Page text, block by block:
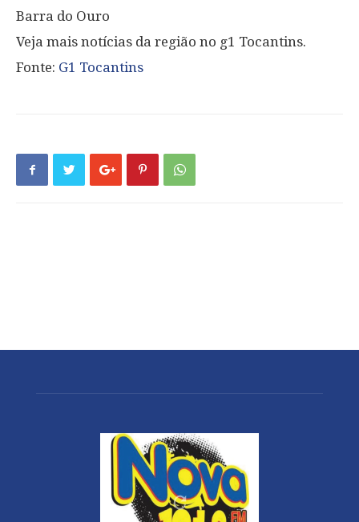
Barra do Ouro
Veja mais notícias da região no g1 Tocantins.
Fonte: G1 Tocantins